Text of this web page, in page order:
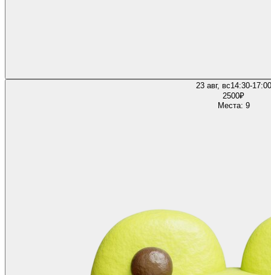
23 авг, вс14:30-17:00
2500₽
Места: 9